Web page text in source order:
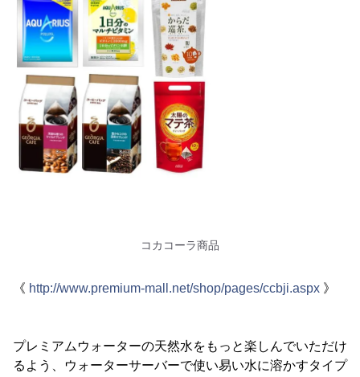
コカコーラ商品
《 http://www.premium-mall.net/shop/pages/ccbji.aspx 》
プレミアムウォーターの天然水をもっと楽しんでいただけ
るよう、ウォーターサーバーで使い易い水に溶かすタイプ